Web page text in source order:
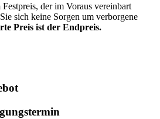
der im Voraus vereinbart
sich keine Sorgen um verborgene
Preis ist der Endpreis.